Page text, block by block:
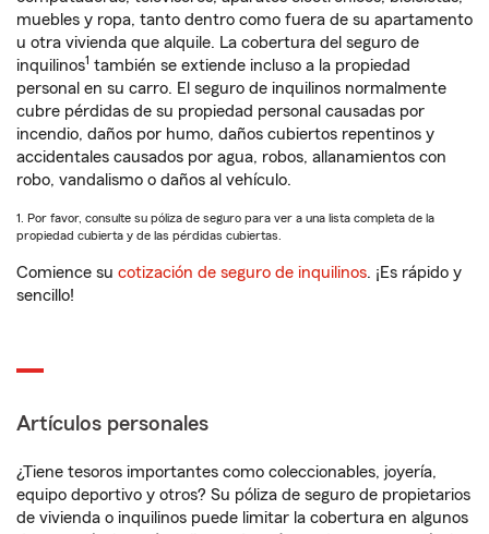
muebles y ropa, tanto dentro como fuera de su apartamento
u otra vivienda que alquile. La cobertura del seguro de
inquilinos1 también se extiende incluso a la propiedad
personal en su carro. El seguro de inquilinos normalmente
cubre pérdidas de su propiedad personal causadas por
incendio, daños por humo, daños cubiertos repentinos y
accidentales causados por agua, robos, allanamientos con
robo, vandalismo o daños al vehículo.
1. Por favor, consulte su póliza de seguro para ver a una lista completa de la
propiedad cubierta y de las pérdidas cubiertas.
Comience su cotización de seguro de inquilinos. ¡Es rápido y
sencillo!
Artículos personales
¿Tiene tesoros importantes como coleccionables, joyería,
equipo deportivo y otros? Su póliza de seguro de propietarios
de vivienda o inquilinos puede limitar la cobertura en algunos